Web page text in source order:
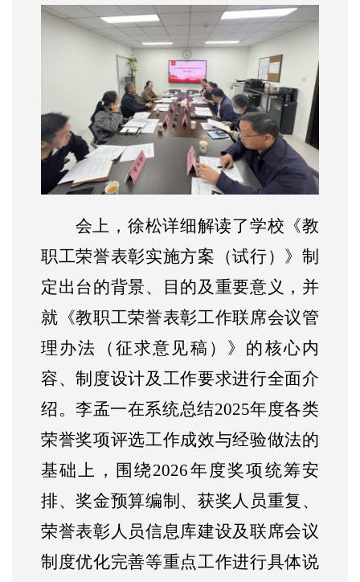
会上，徐松详细解读了学校《教
职工荣誉表彰实施方案（试行）》制
定出台的背景、目的及重要意义，并
就《教职工荣誉表彰工作联席会议管
理办法（征求意见稿）》的核心内
容、制度设计及工作要求进行全面介
绍。李孟一在系统总结2025年度各类
荣誉奖项评选工作成效与经验做法的
基础上，围绕2026年度奖项统筹安
排、奖金预算编制、获奖人员重复、
荣誉表彰人员信息库建设及联席会议
制度优化完善等重点工作进行具体说